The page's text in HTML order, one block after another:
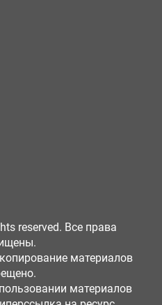
reserved. Все права
материалов
материалов